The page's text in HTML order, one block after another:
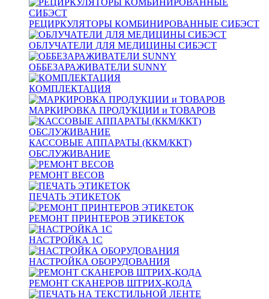
РЕЦИРКУЛЯТОРЫ КОМБИНИРОВАННЫЕ СИБЭСТ
ОБЛУЧАТЕЛИ ДЛЯ МЕДИЦИНЫ СИБЭСТ
ОББЕЗАРАЖИВАТЕЛИ SUNNY
КОМПЛЕКТАЦИЯ
МАРКИРОВКА ПРОДУКЦИИ и ТОВАРОВ
КАССОВЫЕ АППАРАТЫ (ККМ/ККТ)
ОБСЛУЖИВАНИЕ
РЕМОНТ ВЕСОВ
ПЕЧАТЬ ЭТИКЕТОК
РЕМОНТ ПРИНТЕРОВ ЭТИКЕТОК
НАСТРОЙКА 1С
НАСТРОЙКА ОБОРУДОВАНИЯ
РЕМОНТ СКАНЕРОВ ШТРИХ-КОДА